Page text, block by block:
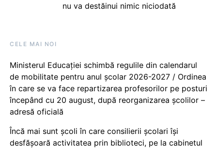
nu va destăinui nimic niciodată
CELE MAI NOI
Ministerul Educației schimbă regulile din calendarul
de mobilitate pentru anul școlar 2026-2027 / Ordinea
în care se va face repartizarea profesorilor pe posturi
începând cu 20 august, după reorganizarea școlilor –
adresă oficială
Încă mai sunt școli în care consilierii școlari își
desfășoară activitatea prin biblioteci, pe la cabinetul